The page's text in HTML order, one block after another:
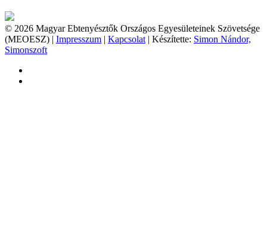
© 2026 Magyar Ebtenyésztők Országos Egyesületeinek Szövetsége
(MEOESZ) | Impresszum | Kapcsolat | Készítette: Simon Nándor,
Simonszoft